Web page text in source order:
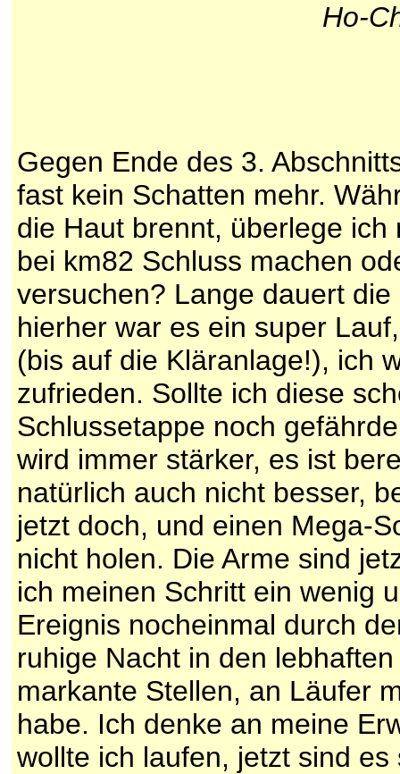
Ho-
Gegen Ende des 3.
fast kein Schatten mehr.
die Haut brennt, überlege
bei km82 Schluss machen
versuchen? Lange dauert
hierher war es ein super
(bis auf die Kläranlage!), ich
zufrieden. Sollte ich diese
Schlussetappe noch
wird immer stärker, es ist
natürlich auch nicht besser,
jetzt doch, und einen Mega-
nicht holen. Die Arme sind
ich meinen Schritt ein wenig
Ereignis nocheinmal durch
ruhige Nacht in den
markante Stellen, an Läufer
habe. Ich denke an meine
wollte ich laufen, jetzt sind